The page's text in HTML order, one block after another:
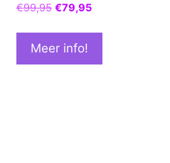
€99,95 Oorspronkelijke
was:
€99,95.
€79,95Huidige
is:
Meer info!